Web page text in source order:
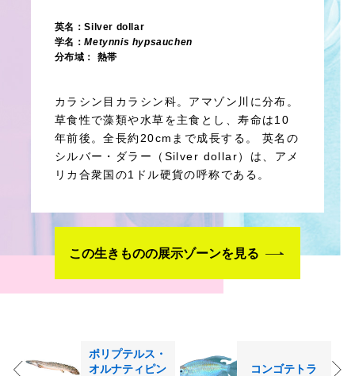
英名：Silver dollar
学名：Metynnis hypsauchen
分布域： 熱帯
カラシン目カラシン科。アマゾン川に分布。
草食性で藻類や水草を主食とし、寿命は10
年前後。全長約20cmまで成長する。 英名の
シルバー・ダラー（Silver dollar）は、アメ
リカ合衆国の1ドル硬貨の呼称である。
この生きものの展示ゾーンを見る
ポリプテルス・
オルナティピン
コンゴテトラ